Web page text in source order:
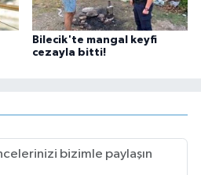
Bilecik'te mangal keyfi
cezayla bitti!